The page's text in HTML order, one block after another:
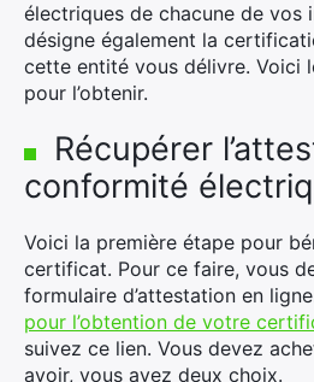
électriques de chacune de vos
désigne également la
cette entité vous délivre. Voici
pour l’obtenir.
Récupérer
conformité
Voici la première étape pour
certificat. Pour ce faire, vous
formulaire d’attestation en
pour l’obtention de votre
suivez ce lien. Vous devez
avoir, vous avez deux choix.